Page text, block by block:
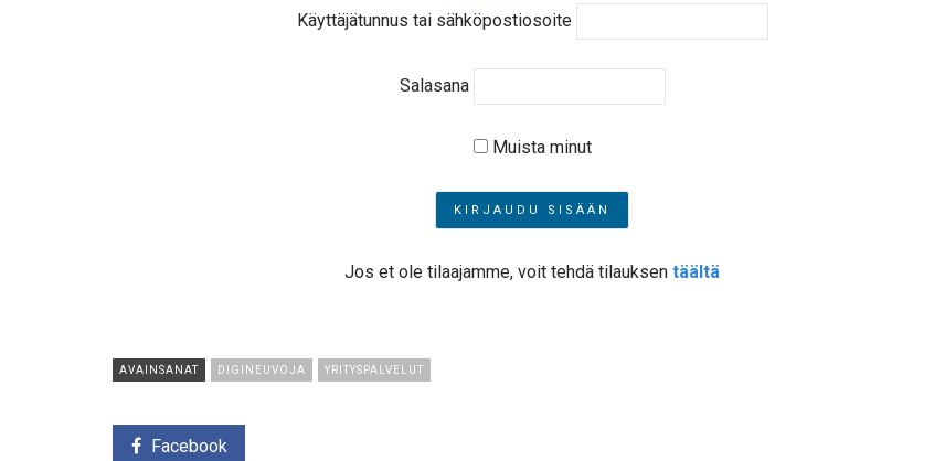
Käyttäjätunnus tai sähköpostiosoite
Salasana
Muista minut
Jos et ole tilaajamme, voit tehdä tilauksen täältä
AVAINSANAT DIGINEUVOJA YRITYSPALVELUT
Facebook